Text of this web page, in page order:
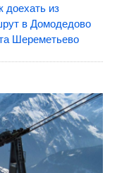
доехать из
в Домодедово
Шереметьево